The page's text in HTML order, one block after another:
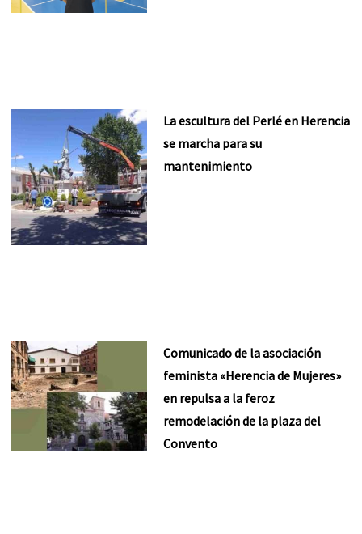
La escultura del Perlé en Herencia
se marcha para su
mantenimiento
Comunicado de la asociación
feminista «Herencia de Mujeres»
en repulsa a la feroz
remodelación de la plaza del
Convento